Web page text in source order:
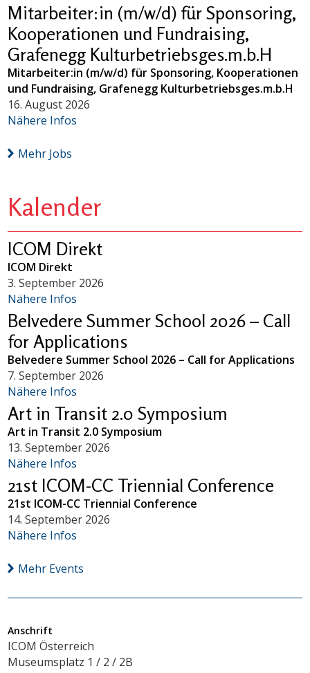
Mitarbeiter:in (m/w/d) für Sponsoring,
Kooperationen und Fundraising,
Grafenegg Kulturbetriebsges.m.b.H
Mitarbeiter:in (m/w/d) für Sponsoring, Kooperationen
und Fundraising, Grafenegg Kulturbetriebsges.m.b.H
16. August 2026
Nähere Infos
Mehr Jobs
Kalender
ICOM Direkt
ICOM Direkt
3. September 2026
Nähere Infos
Belvedere Summer School 2026 – Call
for Applications
Belvedere Summer School 2026 – Call for Applications
7. September 2026
Nähere Infos
Art in Transit 2.0 Symposium
Art in Transit 2.0 Symposium
13. September 2026
Nähere Infos
21st ICOM-CC Triennial Conference
21st ICOM-CC Triennial Conference
14. September 2026
Nähere Infos
Mehr Events
Anschrift
ICOM Österreich
Museumsplatz 1 / 2 / 2B